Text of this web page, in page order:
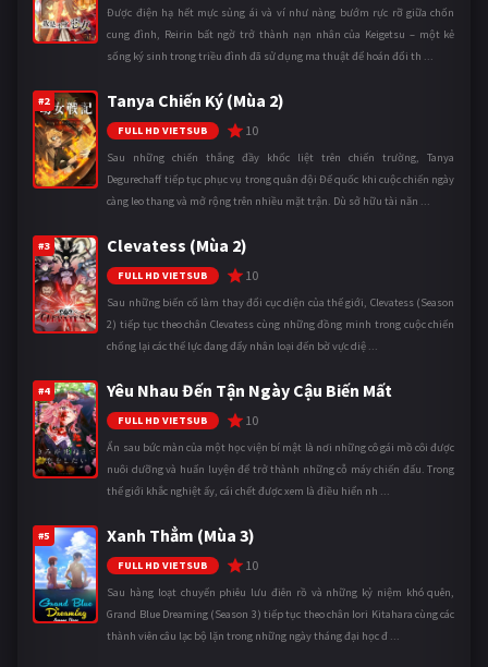
Được điện hạ hết mực sủng ái và ví như nàng bướm rực rỡ giữa chốn
cung đình, Reirin bất ngờ trở thành nạn nhân của Keigetsu – một kẻ
sống ký sinh trong triều đình đã sử dụng ma thuật để hoán đổi th ...
#2 Tanya Chiến Ký (Mùa 2)
FULL HD VIETSUB 10
Sau những chiến thắng đầy khốc liệt trên chiến trường, Tanya
Degurechaff tiếp tục phục vụ trong quân đội Đế quốc khi cuộc chiến ngày
càng leo thang và mở rộng trên nhiều mặt trận. Dù sở hữu tài năn ...
#3 Clevatess (Mùa 2)
FULL HD VIETSUB 10
Sau những biến cố làm thay đổi cục diện của thế giới, Clevatess (Season
2) tiếp tục theo chân Clevatess cùng những đồng minh trong cuộc chiến
chống lại các thế lực đang đẩy nhân loại đến bờ vực diệ ...
#4 Yêu Nhau Đến Tận Ngày Cậu Biến Mất
FULL HD VIETSUB 10
Ẩn sau bức màn của một học viện bí mật là nơi những cô gái mồ côi được
nuôi dưỡng và huấn luyện để trở thành những cỗ máy chiến đấu. Trong
thế giới khắc nghiệt ấy, cái chết được xem là điều hiển nh ...
#5 Xanh Thẳm (Mùa 3)
FULL HD VIETSUB 10
Sau hàng loạt chuyến phiêu lưu điên rồ và những kỷ niệm khó quên,
Grand Blue Dreaming (Season 3) tiếp tục theo chân Iori Kitahara cùng các
thành viên câu lạc bộ lặn trong những ngày tháng đại học đ ...